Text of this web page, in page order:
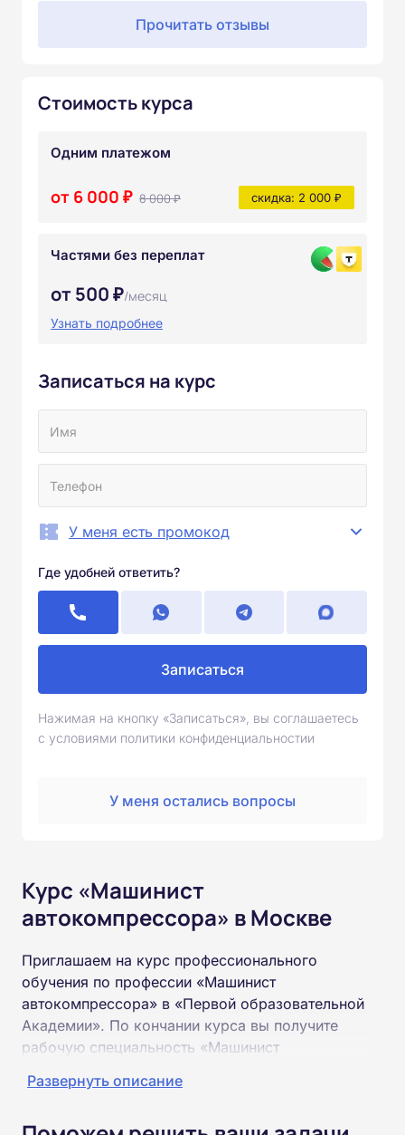
Прочитать отзывы
Стоимость курса
Одним платежом
от 6 000 ₽ 8 000 ₽ скидка: 2 000 ₽
Частями без переплат
от 500 ₽/месяц
Узнать подробнее
Записаться на курс
У меня есть промокод
Где удобней ответить?
Записаться
Нажимая на кнопку «Записаться», вы соглашаетесь
с условиями политики конфиденциальностии
У меня остались вопросы
Курс «Машинист
автокомпрессора» в Москве
Приглашаем на курс профессионального
обучения по профессии «Машинист
автокомпрессора» в «Первой образовательной
Академии». По кончании курса вы получите
рабочую специальность «Машинист
Развернуть описание